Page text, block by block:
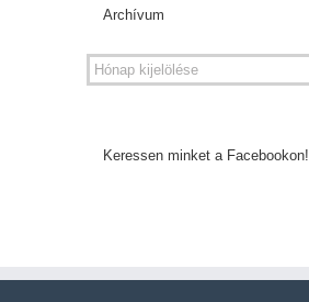
Archívum
Keressen minket a Facebookon!